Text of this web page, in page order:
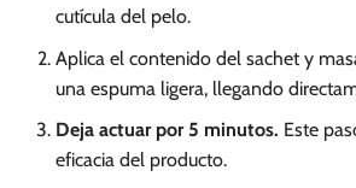
cutícula del pelo.
Aplica el contenido del sachet y
una espuma ligera, llegando
Deja actuar por 5 minutos. Este
eficacia del producto.